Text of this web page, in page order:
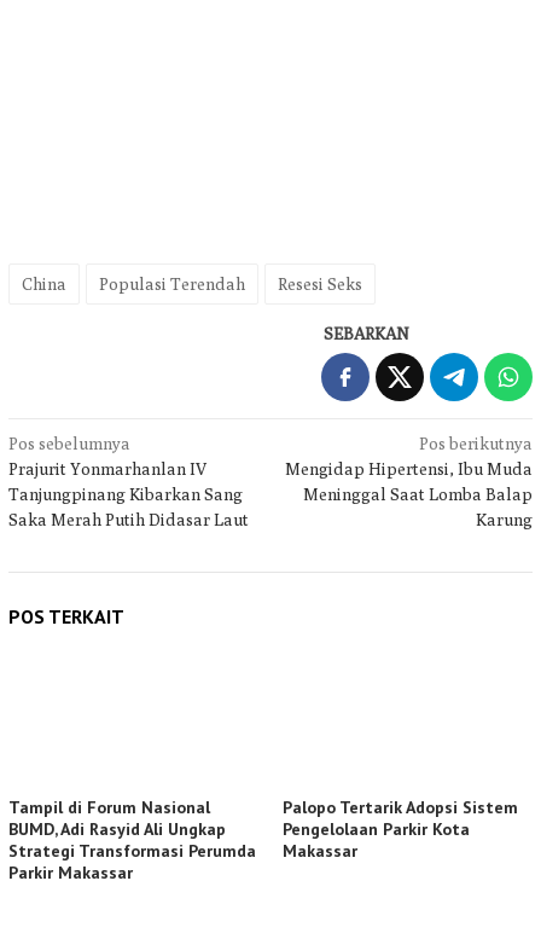
China Populasi Terendah Resesi Seks
SEBARKAN
Navigasi
pos
Pos sebelumnya
Prajurit Yonmarhanlan IV
Tanjungpinang Kibarkan Sang
Saka Merah Putih Didasar Laut
Pos berikutnya
Mengidap Hipertensi, Ibu Muda
Meninggal Saat Lomba Balap
Karung
POS TERKAIT
Tampil di Forum Nasional
BUMD, Adi Rasyid Ali Ungkap
Strategi Transformasi Perumda
Parkir Makassar
Palopo Tertarik Adopsi Sistem
Pengelolaan Parkir Kota
Makassar